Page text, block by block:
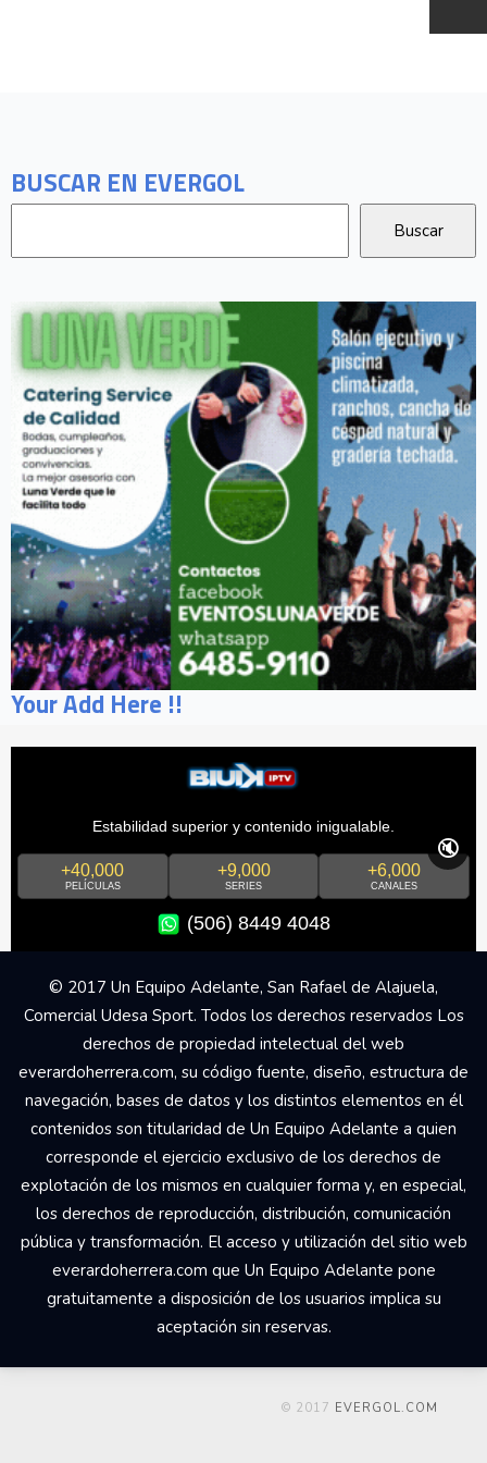
BUSCAR EN EVERGOL
Your Add Here !!
Estabilidad superior y contenido inigualable.
+40,000
PELÍCULAS
+9,000
SERIES
+6,000
CANALES
(506) 8449 4048
🔇
© 2017 Un Equipo Adelante, San Rafael de Alajuela,
Comercial Udesa Sport. Todos los derechos reservados Los
derechos de propiedad intelectual del web
everardoherrera.com, su código fuente, diseño, estructura de
navegación, bases de datos y los distintos elementos en él
contenidos son titularidad de Un Equipo Adelante a quien
corresponde el ejercicio exclusivo de los derechos de
explotación de los mismos en cualquier forma y, en especial,
los derechos de reproducción, distribución, comunicación
pública y transformación. El acceso y utilización del sitio web
everardoherrera.com que Un Equipo Adelante pone
gratuitamente a disposición de los usuarios implica su
aceptación sin reservas.
© 2017 EVERGOL.COM